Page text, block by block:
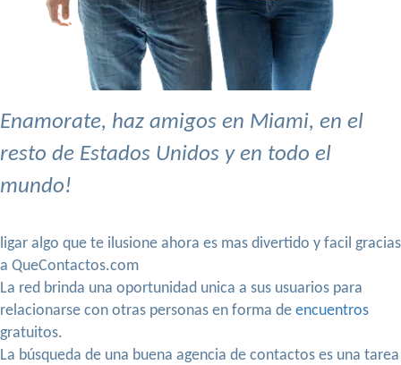
Enamorate, haz amigos en Miami, en el
resto de Estados Unidos y en todo el
mundo!
ligar algo que te ilusione ahora es mas divertido y facil gracias
a QueContactos.com
La red brinda una oportunidad unica a sus usuarios para
relacionarse con otras personas en forma de encuentros
gratuitos.
La búsqueda de una buena agencia de contactos es una tarea